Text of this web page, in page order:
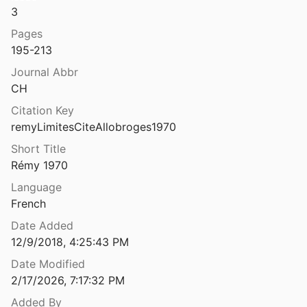
la civitas des Silvanectes
l'ouest
1991
de Caesarea de Maurétanie
calcaires dans l’art funéraire à Lyon
1990
d’Antonin le Pieux
1992
3
Pages
195-213
Journal Abbr
CH
Citation Key
remyLimitesCiteAllobroges1970
Short Title
Rémy 1970
Language
French
Date Added
12/9/2018, 4:25:43 PM
Date Modified
2/17/2026, 7:17:32 PM
Added By